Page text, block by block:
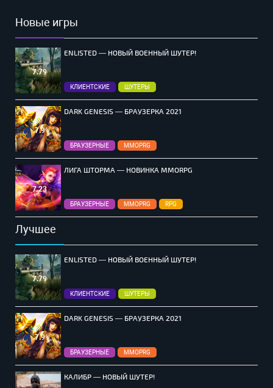
Новые игры
7.79
ENLISTED — НОВЫЙ ВОЕННЫЙ ШУТЕР!
КЛИЕНТСКИЕ ШУТЕРЫ
7.9
DARK GENESIS — БРАУЗЕРКА 2021
БРАУЗЕРНЫЕ MMOPRG
7.23
ЛИГА ШТОРМА — НОВИНКА MMORPG
БРАУЗЕРНЫЕ MMOPRG RPG
Лучшее
7.79
ENLISTED — НОВЫЙ ВОЕННЫЙ ШУТЕР!
КЛИЕНТСКИЕ ШУТЕРЫ
7.9
DARK GENESIS — БРАУЗЕРКА 2021
БРАУЗЕРНЫЕ MMOPRG
КАЛИБР — НОВЫЙ ШУТЕР!